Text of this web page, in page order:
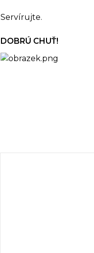
Servírujte.
DOBRÚ CHUŤ!